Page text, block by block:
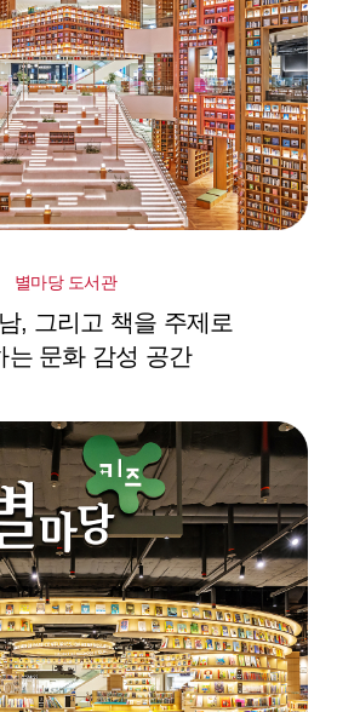
별마당 도서관
, 그리고 책을 주제로
는 문화 감성 공간